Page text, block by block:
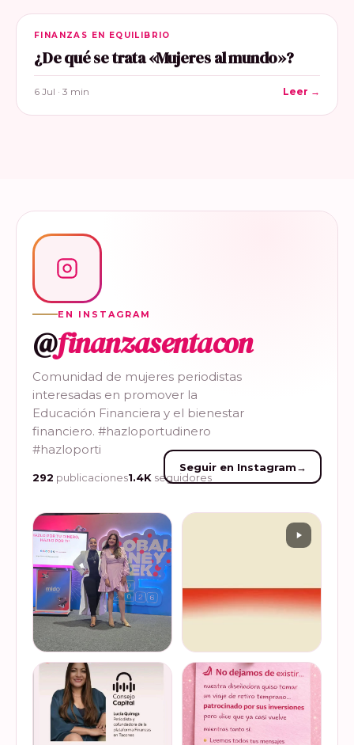
FINANZAS EN EQUILIBRIO
¿De qué se trata «Mujeres al mundo»?
6 Jul · 3 min Leer →
EN INSTAGRAM
@finanzasentacon
Comunidad de mujeres periodistas
interesadas en promover la
Educación Financiera y el bienestar
financiero. #hazloportudinero
#hazloporti
292 publicaciones1.4K seguidores
Seguir en Instagram→
Felices de haber sido
invitadas, por cuarto año
consecutivo, a participar en
la Global Money Week, una
iniciativa que impulsa la
educación f…
VER EN
INSTAGRAM
Del 17 al 22 de marzo se
lleva a cabo la Global
Money Week 2026 (Semana
Mundial del Dinero).
Finanzas en Tacones
somos parte de esta
Jornada…
VER EN
INSTAGRAM